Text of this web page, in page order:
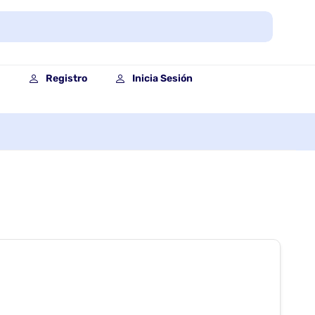
Registro Inicia Sesión